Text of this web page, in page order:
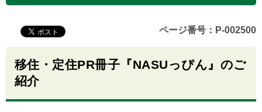
ページ番号：P-002500
移住・定住PR冊子『NASUっぴん』のご
紹介